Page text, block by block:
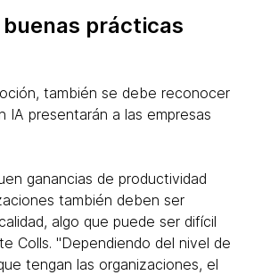
prácticas
también se debe reconocer
IA presentarán a las empresas
ganancias de productividad
también deben ser
algo que puede ser difícil
Colls. "Dependiendo del nivel de
tengan las organizaciones, el